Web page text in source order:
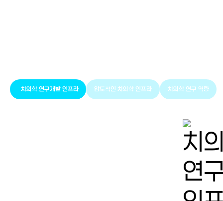
치의학 연구개발 인프라 압도적인 치의학 인프라 치의학 연구 역량